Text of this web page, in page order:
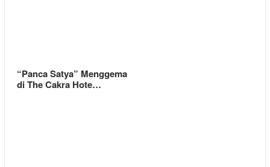
“Panca Satya” Menggema
di The Cakra Hote…